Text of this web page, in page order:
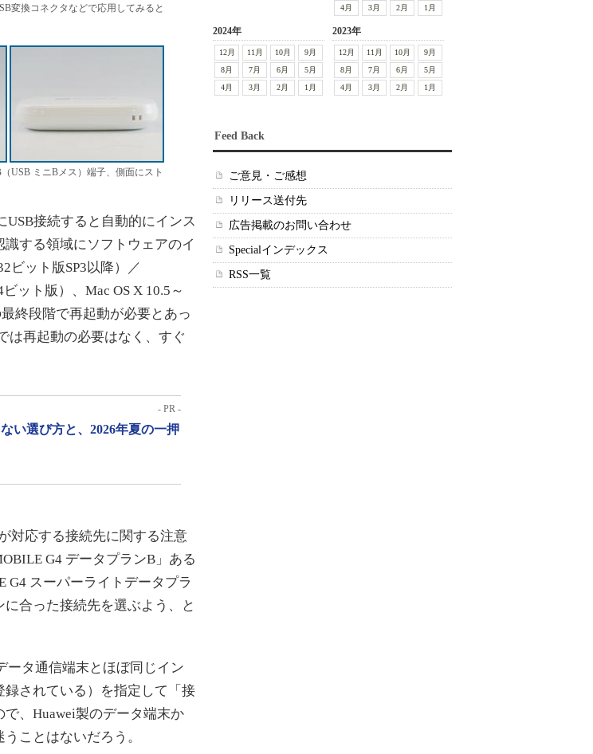
変換コネクタなどで応用してみると
USB ミニBメス）端子、側面にスト
接続すると自動的にインス
する領域にソフトウェアのイ
ビット版SP3以降）／
ット版）、Mac OS X 10.5～
終段階で再起動が必要とあっ
は再起動の必要はなく、すぐ
- PR -
い選び方と、2026年夏の一押
対応する接続先に関する注意
G4 データプランB」ある
G4 スーパーライトデータプラ
合った接続先を選ぶよう、と
タ通信端末とほぼ同じイン
されている）を指定して「接
、Huawei製のデータ端末か
ことはないだろう。
4月
3月 2月 1月
2024年
12月 11月 10月
9月
8月
7月 6月
5月
4月
3月 2月 1月
2023年
12月 11月 10月
9月
8月
7月 6月
5月
4月
3月 2月 1月
Feed Back
ご意見・ご感想
リリース送付先
広告掲載のお問い合わせ
Specialインデックス
RSS一覧